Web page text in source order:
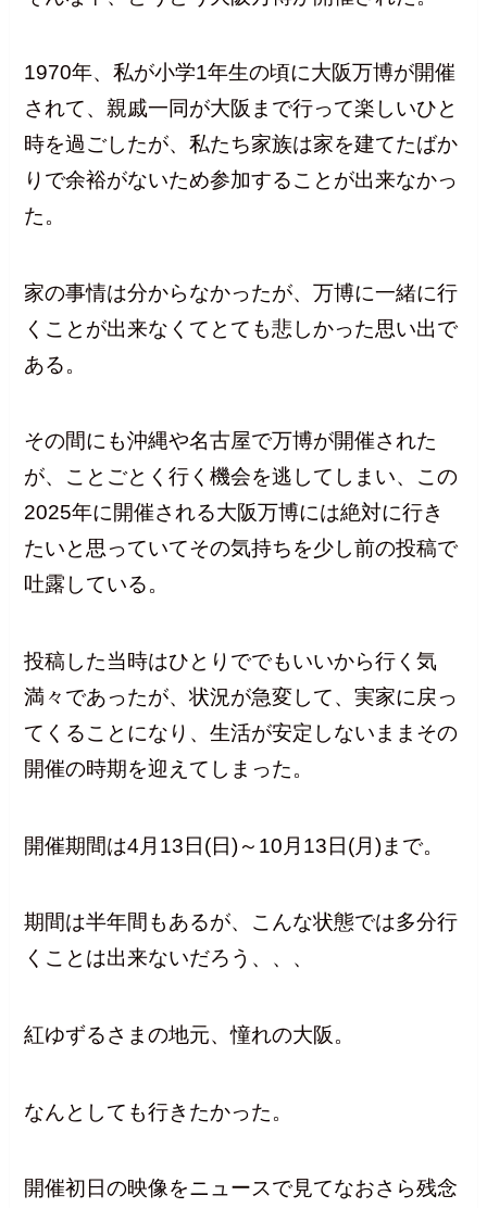
1970年、私が小学1年生の頃に大阪万博が開催
されて、親戚一同が大阪まで行って楽しいひと
時を過ごしたが、私たち家族は家を建てたばか
りで余裕がないため参加することが出来なかっ
た。
家の事情は分からなかったが、万博に一緒に行
くことが出来なくてとても悲しかった思い出で
ある。
その間にも沖縄や名古屋で万博が開催された
が、ことごとく行く機会を逃してしまい、この
2025年に開催される大阪万博には絶対に行き
たいと思っていてその気持ちを少し前の投稿で
吐露している。
投稿した当時はひとりででもいいから行く気
満々であったが、状況が急変して、実家に戻っ
てくることになり、生活が安定しないままその
開催の時期を迎えてしまった。
開催期間は4月13日(日)～10月13日(月)まで。
期間は半年間もあるが、こんな状態では多分行
くことは出来ないだろう、、、
紅ゆずるさまの地元、憧れの大阪。
なんとしても行きたかった。
開催初日の映像をニュースで見てなおさら残念